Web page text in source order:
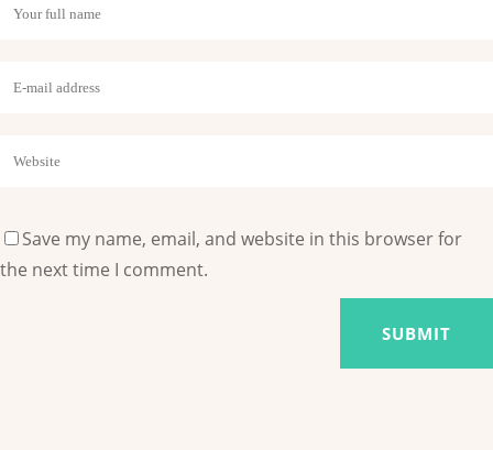
Save my name, email, and website in this browser for
the next time I comment.